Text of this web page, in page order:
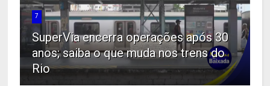
7
SuperVia encerra operações após 30
anos; saiba o que muda nos trens do
Rio